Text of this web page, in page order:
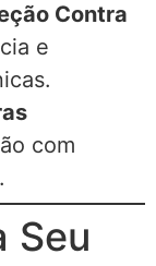
Contra
e
com
Seu